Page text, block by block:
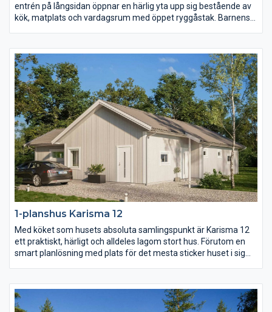
entrén på långsidan öppnar en härlig yta upp sig bestående av
kök, matplats och vardagsrum med öppet ryggåstak. Barnens
Karisma 11 ger er mycket funktion och hemtrevnad på en lite
mindre yta.
1-planshus Karisma 12
Med köket som husets absoluta samlingspunkt är Karisma 12
ett praktiskt, härligt och alldeles lagom stort hus. Förutom en
smart planlösning med plats för det mesta sticker huset i sig
härlig uteplats i vinkel, en separat barnavdelning och alla
bekvämligheter inom nära räckhåll.